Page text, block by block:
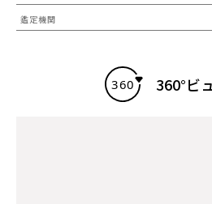
鑑定機関
360°ビ